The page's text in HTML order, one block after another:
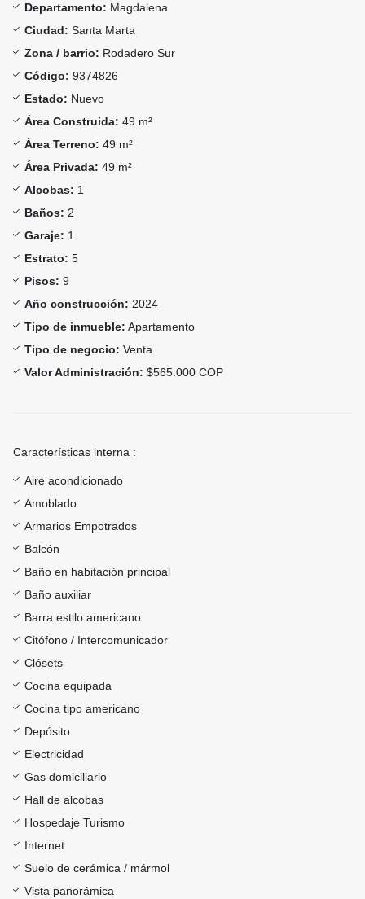
Departamento: Magdalena
Ciudad: Santa Marta
Zona / barrio: Rodadero Sur
Código: 9374826
Estado: Nuevo
Área Construida: 49 m²
Área Terreno: 49 m²
Área Privada: 49 m²
Alcobas: 1
Baños: 2
Garaje: 1
Estrato: 5
Pisos: 9
Año construcción: 2024
Tipo de inmueble: Apartamento
Tipo de negocio: Venta
Valor Administración: $565.000 COP
Características interna :
Aire acondicionado
Amoblado
Armarios Empotrados
Balcón
Baño en habitación principal
Baño auxiliar
Barra estilo americano
Citófono / Intercomunicador
Clósets
Cocina equipada
Cocina tipo americano
Depósito
Electricidad
Gas domiciliario
Hall de alcobas
Hospedaje Turismo
Internet
Suelo de cerámica / mármol
Vista panorámica